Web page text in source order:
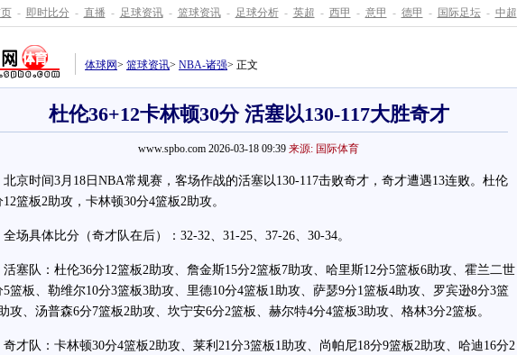
- 即时比分 - 直播 - 足球资讯 - 篮球资讯 - 足球分析 - 英超 - 西甲 - 意甲 - 德甲 - 国际足坛 - 中超
体球网> 篮球资讯> NBA-诸强> 正文
杜伦36+12卡林顿30分 活塞以130-117大胜奇才
www.spbo.com 2026-03-18 09:39 来源: 国际体育
时间3月18日NBA常规赛，客场作战的活塞以130-117击败奇才，奇才遭遇13连败。杜伦
12篮板2助攻，卡林顿30分4篮板2助攻。
具体比分（奇才队在后）：32-32、31-25、37-26、30-34。
队：杜伦36分12篮板2助攻、詹金斯15分2篮板7助攻、哈里斯12分5篮板6助攻、霍兰二世
5篮板、勒维尔10分3篮板3助攻、里德10分4篮板1助攻、萨瑟9分1篮板4助攻、罗宾逊8分3篮
攻、汤普森6分7篮板2助攻、坎宁安6分2篮板、赫尔特4分4篮板3助攻、格林3分2篮板。
队：卡林顿30分4篮板2助攻、莱利21分3篮板1助攻、尚帕尼18分9篮板2助攻、哈迪16分2